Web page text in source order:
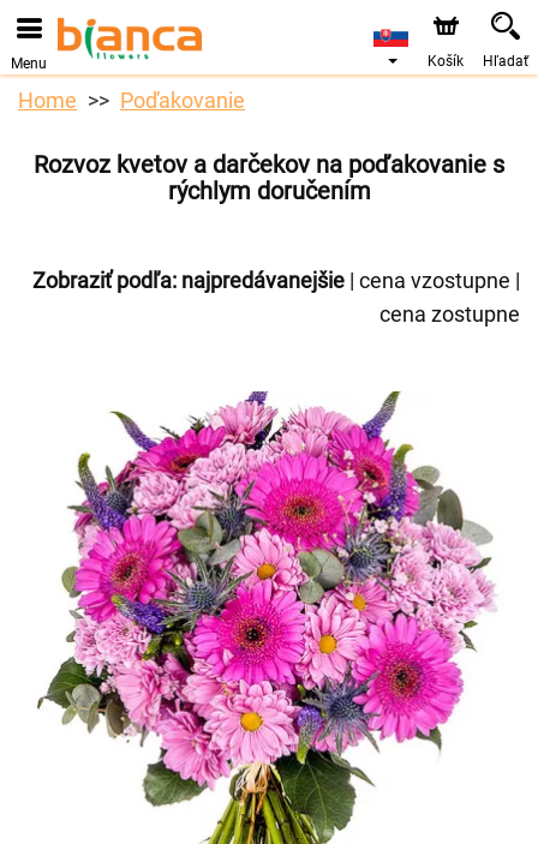
Menu Košík Hľadať
Home Poďakovanie
Rozvoz kvetov a darčekov na poďakovanie s
rýchlym doručením
Zobraziť podľa: najpredávanejšie | cena vzostupne |
cena zostupne